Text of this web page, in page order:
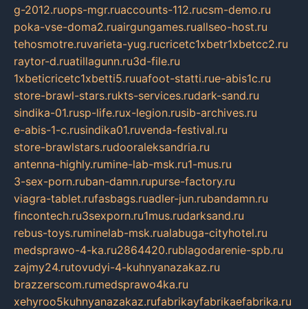
g-2012.ruops-mgr.ruaccounts-112.rucsm-demo.ru
poka-vse-doma2.ruairgungames.ruallseo-host.ru
tehosmotre.ruvarieta-yug.rucricetc1xbetr1xbetcc2.ru
raytor-d.ruatillagunn.ru3d-file.ru
1xbeticricetc1xbetti5.ruuafoot-statti.rue-abis1c.ru
store-brawl-stars.rukts-services.rudark-sand.ru
sindika-01.rusp-life.rux-legion.rusib-archives.ru
e-abis-1-c.rusindika01.ruvenda-festival.ru
store-brawlstars.rudooraleksandria.ru
antenna-highly.rumine-lab-msk.ru1-mus.ru
3-sex-porn.ruban-damn.rupurse-factory.ru
viagra-tablet.rufasbags.ruadler-jun.rubandamn.ru
fincontech.ru3sexporn.ru1mus.rudarksand.ru
rebus-toys.ruminelab-msk.rualabuga-cityhotel.ru
medsprawo-4-ka.ru2864420.rublagodarenie-spb.ru
zajmy24.rutovudyi-4-kuhnyanazakaz.ru
brazzerscom.rumedsprawo4ka.ru
xehyroo5kuhnyanazakaz.rufabrikayfabrikaefabrika.ru